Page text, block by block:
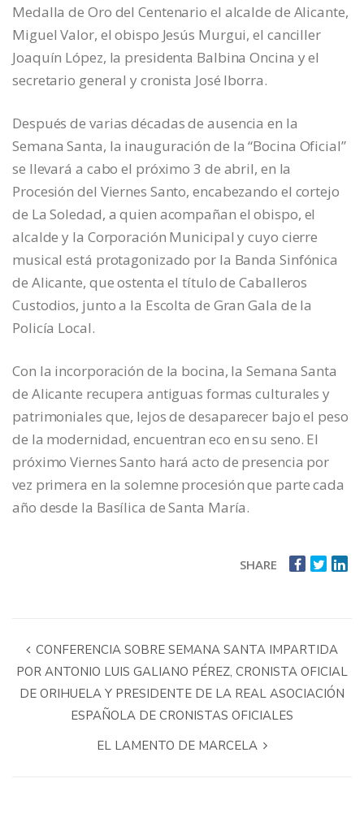
Medalla de Oro del Centenario el alcalde de Alicante,
Miguel Valor, el obispo Jesús Murgui, el canciller
Joaquín López, la presidenta Balbina Oncina y el
secretario general y cronista José Iborra.
Después de varias décadas de ausencia en la
Semana Santa, la inauguración de la “Bocina Oficial”
se llevará a cabo el próximo 3 de abril, en la
Procesión del Viernes Santo, encabezando el cortejo
de La Soledad, a quien acompañan el obispo, el
alcalde y la Corporación Municipal y cuyo cierre
musical está protagonizado por la Banda Sinfónica
de Alicante, que ostenta el título de Caballeros
Custodios, junto a la Escolta de Gran Gala de la
Policía Local.
Con la incorporación de la bocina, la Semana Santa
de Alicante recupera antiguas formas culturales y
patrimoniales que, lejos de desaparecer bajo el peso
de la modernidad, encuentran eco en su seno. El
próximo Viernes Santo hará acto de presencia por
vez primera en la solemne procesión que parte cada
año desde la Basílica de Santa María.
SHARE
CONFERENCIA SOBRE SEMANA SANTA IMPARTIDA
POR ANTONIO LUIS GALIANO PÉREZ, CRONISTA OFICIAL
DE ORIHUELA Y PRESIDENTE DE LA REAL ASOCIACIÓN
ESPAÑOLA DE CRONISTAS OFICIALES
EL LAMENTO DE MARCELA